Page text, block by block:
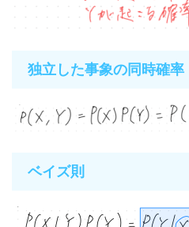
独立した事象の同時確率
ベイズ則